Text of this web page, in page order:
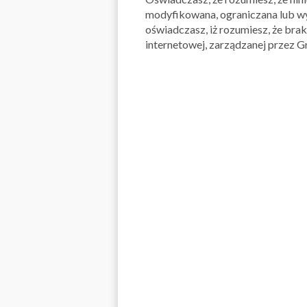
modyfikowana, ograniczana lub
oświadczasz, iż rozumiesz, że
internetowej, zarządzanej przez